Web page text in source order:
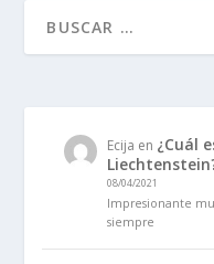
Ecija en ¿Cuál
08/04/2021
Impresionante
siempre